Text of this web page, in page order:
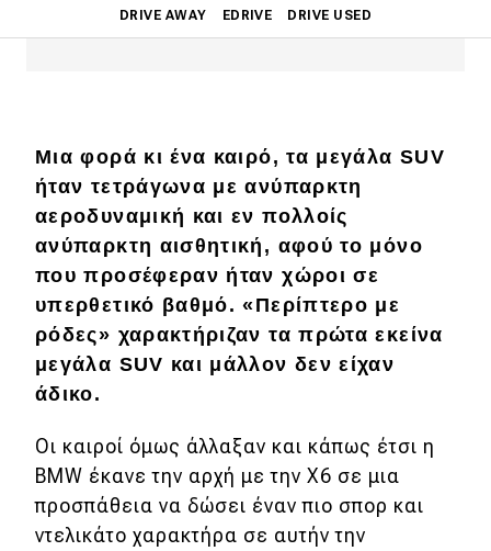
DRIVE AWAY EDRIVE DRIVE USED
Νέα μοντέλα
Πρωτότυπα
Ελλάδα
Κόσμος
Τεχνολογία
Ασφάλεια
Αγορά
Απόψεις
Test Drive
3λιτρο 6κύλινδρο ντίζελ των 272 PS.
Μια φορά κι ένα καιρό, τα μεγάλα SUV
ήταν τετράγωνα με ανύπαρκτη
αεροδυναμική και εν πολλοίς
ανύπαρκτη αισθητική, αφού το μόνο
που προσέφεραν ήταν χώροι σε
υπερθετικό βαθμό. «Περίπτερο με
ρόδες» χαρακτήριζαν τα πρώτα εκείνα
μεγάλα SUV και μάλλον δεν είχαν
άδικο.
Οι καιροί όμως άλλαξαν και κάπως έτσι η
BMW έκανε την αρχή με την X6 σε μια
προσπάθεια να δώσει έναν πιο σπορ και
ντελικάτο χαρακτήρα σε αυτήν την